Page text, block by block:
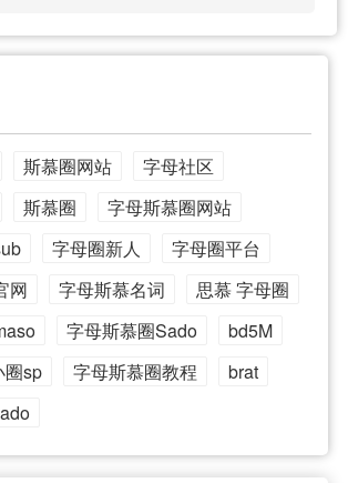
斯慕圈网站
字母社区
斯慕圈
字母斯慕圈网站
字母圈新人
字母圈平台
网
字母斯慕名词
思慕 字母圈
字母斯慕圈Sado
bd5M
圈sp 字母斯慕圈教程
brat